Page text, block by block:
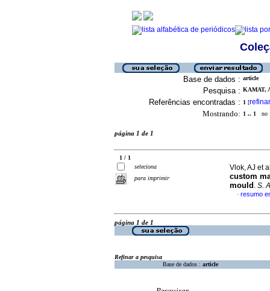
Base de dados : article
Pesquisa : KAMAT,
Referências encontradas : 1 [refinar
Mostrando: 1 .. 1 no
página 1 de 1
1 / 1
seleciona
para imprimir
Vlok, AJ et
custom
mould . S.
· resumo
página 1 de 1
Refinar a pesquisa
Base de dados : article